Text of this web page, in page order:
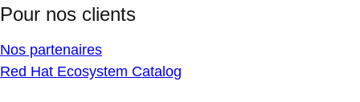
Pour nos clients
Nos partenaires
Red Hat Ecosystem Catalog